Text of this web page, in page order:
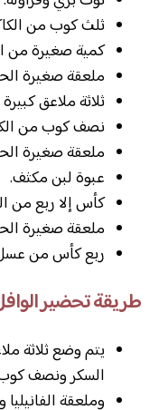
ثلث كوب من
كمية صغيرة من
ملعقة صغيرة
ثلاثة ملاعق
نصف كوب من
ملعقة صغيرة
عبوة لبن مكثف.
كأس إلا ربع من
ملعقة صغيرة
ربع كأس من
طريقة تحضير
يتم وضع ثلاثة
السكر ونصف كوب
وملعقة